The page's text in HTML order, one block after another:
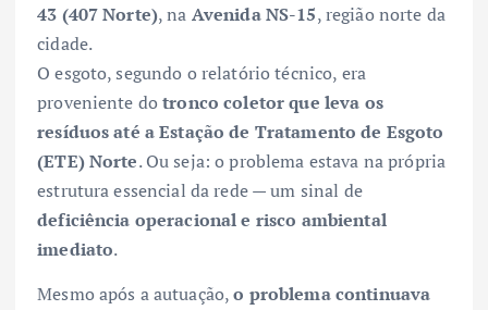
43 (407 Norte), na Avenida NS-15, região norte da
cidade.
O esgoto, segundo o relatório técnico, era
proveniente dotronco coletor que leva os
resíduos até a Estação de Tratamento de Esgoto
(ETE) Norte. Ou seja: o problema estava na própria
estrutura essencial da rede — um sinal de
deficiência operacional e risco ambiental
imediato.
Mesmo após a autuação,o problema continuava